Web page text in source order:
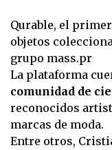
Qurable, el
objetos
grupo mass.pr
La plataforma
comunidad de
reconocidos
marcas de moda.
Entre otros,